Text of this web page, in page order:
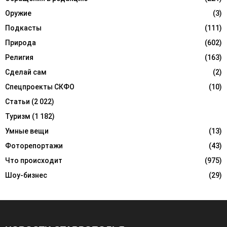
Оружие
(3)
Подкасты
(111)
Природа
(602)
Религия
(163)
Сделай сам
(2)
Спецпроекты СКФО
(10)
Статьи (2 022)
Туризм (1 182)
Умные вещи
(13)
Фоторепортажи
(43)
Что происходит
(975)
Шоу-бизнес
(29)